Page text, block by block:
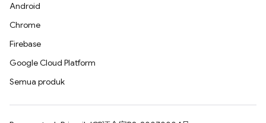
Android
Chrome
Firebase
Google Cloud Platform
Semua produk